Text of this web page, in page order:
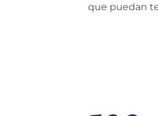
que puedan